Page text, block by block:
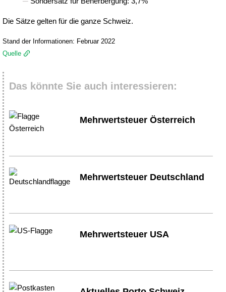
Die Sätze gelten für die ganze Schweiz.
Stand der Informationen: Februar 2022
Quelle
Das könnte Sie auch interessieren:
Mehrwertsteuer Österreich
Mehrwertsteuer Deutschland
Mehrwertsteuer USA